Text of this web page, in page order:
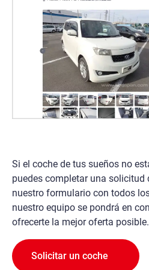
Si el coche de tus sueños no
puedes completar una solicitud
nuestro formulario con todos
nuestro equipo se pondrá en
ofrecerte la mejor oferta posible.
Solicitar un coche